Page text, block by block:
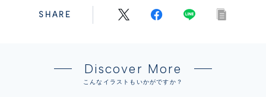
SHARE
Discover More
こんなイラストもいかがですか？